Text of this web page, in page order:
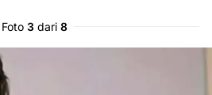
Foto 3dari 8